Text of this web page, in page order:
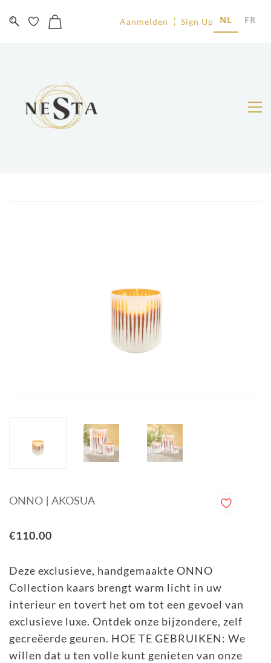
Aanmelden Sign Up NL FR
ONNO | AKOSUA
€110.00
Deze exclusieve, handgemaakte ONNO
Collection kaars brengt warm licht in uw
interieur en tovert het om tot een gevoel van
exclusieve luxe. Ontdek onze bijzondere, zelf
gecreëerde geuren. HOE TE GEBRUIKEN: We
willen dat u ten volle kunt genieten van onze